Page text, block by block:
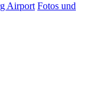
Airport Fotos und